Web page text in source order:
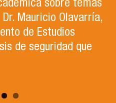
sobre temas
Mauricio Olavarría,
de Estudios
de seguridad que
y debate sobre el
nacional.
en el apartado
web.